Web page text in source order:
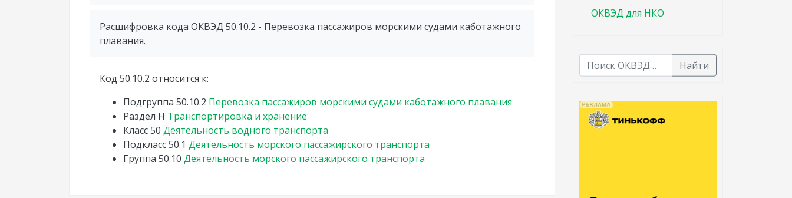
Расшифровка кода ОКВЭД 50.10.2 - Перевозка пассажиров морскими судами каботажного
плавания.
Код 50.10.2 относится к:
Подгруппа 50.10.2 Перевозка пассажиров морскими судами каботажного плавания
Раздел H Транспортировка и хранение
Класс50 Деятельность водного транспорта
Подкласс50.1 Деятельность морского пассажирского транспорта
Группа 50.10 Деятельность морского пассажирского транспорта
ОКВЭД для НКО
Найти
В списке найденных результатов